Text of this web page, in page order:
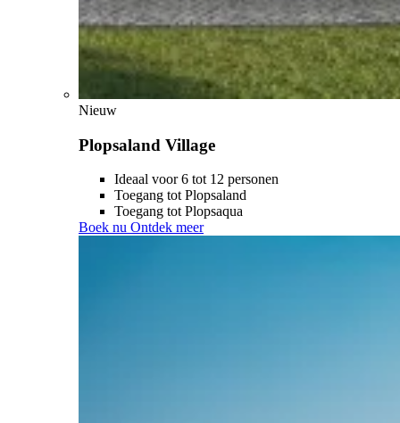
Nieuw
Plopsaland Village
Ideaal voor 6 tot 12 personen
Toegang tot Plopsaland
Toegang tot Plopsaqua
Boek nu Ontdek meer